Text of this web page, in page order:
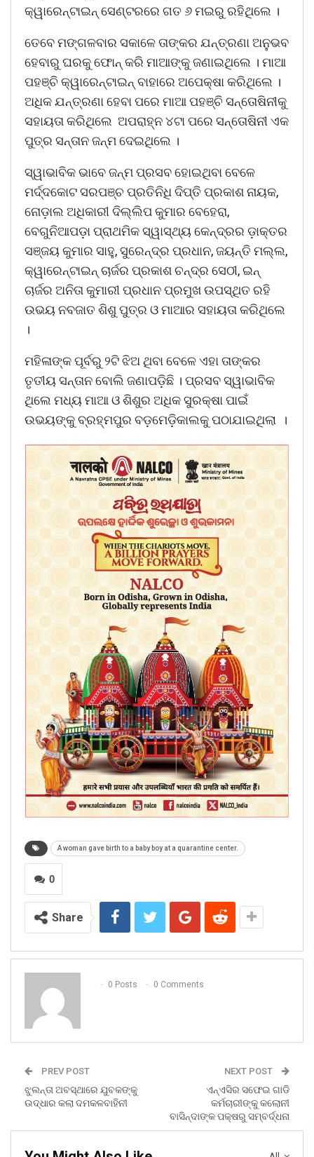
କ୍ୱାରେନ୍ଟାଇନ୍ ସେଣ୍ଟରରେ ଗତ ୬ ମଇରୁ ରହିଥିଲେ ।
ତେବେ ମଙ୍ଗଳବାର ସକାଳେ ତାଙ୍କର ଯନ୍ତ୍ରଣା ଅନୁଭବ
ହେବାରୁ ଘରକୁ ଫୋନ୍ କରି ମାଆଙ୍କୁ ଜଣାଇଥିଲେ । ମାଆ
ପହଞ୍ଚି କ୍ୱାରେନ୍ଟାଇନ୍ ବାହାରେ ଅପେକ୍ଷା କରିଥିଲେ ।
ଅଧିକ ଯନ୍ତ୍ରଣା ହେବା ପରେ ମାଆ ପହଞ୍ଚି ସନ୍ତୋଷିନୀକୁ
ସହାୟତା କରିଥିଲେ ଅପରାହ୍ନ ୪ଟା ପରେ ସନ୍ତୋଷିନୀ ଏକ
ପୁତ୍ର ସନ୍ତାନ ଜନ୍ମ ଦେଇଥିଲେ ।
ସ୍ୱାଭାବିକ ଭାବେ ଜନ୍ମ ପ୍ରସବ ହୋଇଥିବା ବେଳେ
ମର୍ଦ୍ଦକୋଟ ସରପଞ୍ଚ ପ୍ରତିନିଧି ଦିପ୍ତି ପ୍ରକାଶ ନାୟକ,
ନୋଡ଼ାଲ ଅଧିକାରୀ ଦିଲ୍ଲିପ କୁମାର ବେହେରା,
ବେଗୁନିଆପଡ଼ା ପ୍ରାଥମିକ ସ୍ୱାସ୍ଥ୍ୟ କେନ୍ଦ୍ରର ଡ଼ାକ୍ତର
ସଞ୍ଜୟ କୁମାର ସାହୁ, ସୁରେନ୍ଦ୍ର ପ୍ରଧାନ, ଜୟନ୍ତି ମଲ୍ଲ,
କ୍ୱାରେନ୍ଟାଇନ୍ ଚାର୍ଜର ପ୍ରକାଶ ଚନ୍ଦ୍ର ସେଠୀ, ଇନ୍
ଚାର୍ଜର ଅନିତା କୁମାରୀ ପ୍ରଧାନ ପ୍ରମୁଖ ଉପସ୍ଥିତ ରହି
ଉଭୟ ନବଜାତ ଶିଶୁ ପୁତ୍ର ଓ ମାଆର ସହାୟତା କରିଥିଲେ
।
ମହିଳାଙ୍କ ପୂର୍ବରୁ ୨ଟି ଝିଅ ଥିବା ବେଳେ ଏହା ତାଙ୍କର
ତୃତୀୟ ସନ୍ତାନ ବୋଲି ଜଣାପଡ଼ିଛି । ପ୍ରସବ ସ୍ୱାଭାବିକ
ଥିଲେ ମଧ୍ୟ ମାଆ ଓ ଶିଶୁର ଅଧିକ ସୁରକ୍ଷା ପାଇଁ
ଉଭୟଙ୍କୁ ବ୍ରହ୍ମପୁର ବଡ଼ମେଡ଼ିକାଲକୁ ପଠାଯାଇଥିଲା ।
A woman gave birth to a baby boy at a quarantine center.
0
Share
0 Posts 0 Comments
PREV POST
ଝୁଲନ୍ତା ଅବସ୍ଥାରେ ଯୁବକଙ୍କୁ
ଉଦ୍ଧାର କଲା ଦମକଳବାହିନୀ
NEXT POST
ଏନ୍ଏସିର ସଫେଇ ଗାଡି
କର୍ମଚାରୀଙ୍କୁ କଲୋନୀ
ବାସିନ୍ଦାଙ୍କ ପକ୍ଷରୁ ସମ୍ବର୍ଦ୍ଧନା